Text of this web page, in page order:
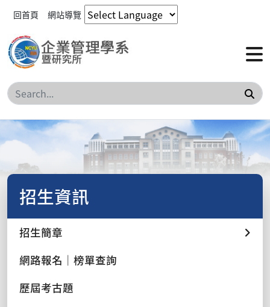
回首頁 網站導覽
搜
招生資訊
招生簡章
網路報名｜榜單查詢
歷屆考古題